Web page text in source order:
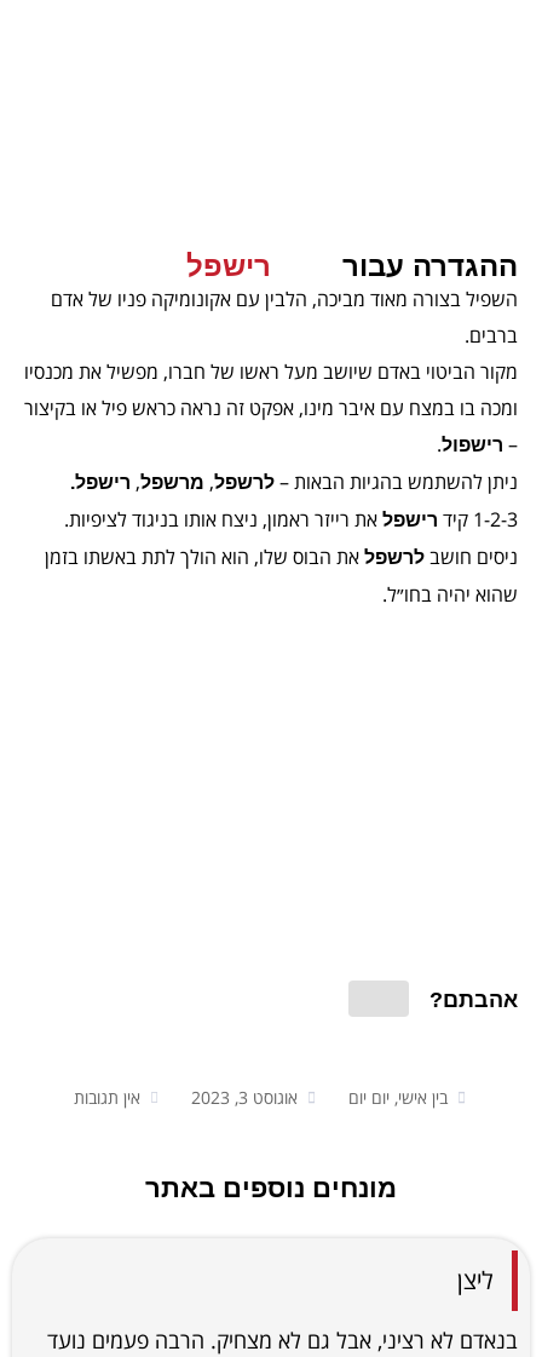
ההגדרה עבור רישפל
השפיל בצורה מאוד מביכה, הלבין עם אקונומיקה פניו של אדם
ברבים.
מקור הביטוי באדם שיושב מעל ראשו של חברו, מפשיל את מכנסיו
ומכה בו במצח עם איבר מינו, אפקט זה נראה כראש פיל או בקיצור
– רישפול.
ניתן להשתמש בהגיות הבאות – לרשפל, מרשפל, רישפל.
1-2-3 קיד רישפל את רייזר ראמון, ניצח אותו בניגוד לציפיות.
ניסים חושב לרשפל את הבוס שלו, הוא הולך לתת באשתו בזמן
שהוא יהיה בחו״ל.
אהבתם?
בין אישי, יום יום אוגוסט 3, 2023 אין תגובות
מונחים נוספים באתר
ליצן
בנאדם לא רציני, אבל גם לא מצחיק. הרבה פעמים נועד